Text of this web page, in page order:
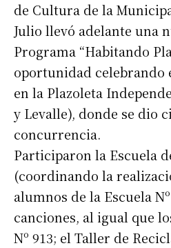
de Cultura de la
Julio llevó adelante una
Programa “Habitando
oportunidad celebrando
en la Plazoleta
y Levalle), donde se dio
concurrencia.
Participaron la Escuela
(coordinando la
alumnos de la Escuela
canciones, al igual que
Nº 913; el Taller de